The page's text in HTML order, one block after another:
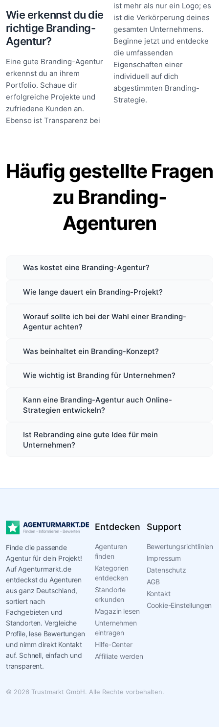
Wie erkennst du die
richtige Branding-
Agentur?
Eine gute Branding-Agentur
erkennst du an ihrem
Portfolio. Schaue dir
erfolgreiche Projekte und
zufriedene Kunden an.
Ebenso ist Transparenz bei
ist mehr als nur ein Logo; es
ist die Verkörperung deines
gesamten Unternehmens.
Beginne jetzt und entdecke
die umfassenden
Eigenschaften einer
individuell auf dich
abgestimmten Branding-
Strategie.
Häufig gestellte Fragen
zu Branding-
Agenturen
Was kostet eine Branding-Agentur?
Wie lange dauert ein Branding-Projekt?
Worauf sollte ich bei der Wahl einer Branding-
Agentur achten?
Was beinhaltet ein Branding-Konzept?
Wie wichtig ist Branding für Unternehmen?
Kann eine Branding-Agentur auch Online-
Strategien entwickeln?
Ist Rebranding eine gute Idee für mein
Unternehmen?
Finde die passende
Agentur für dein Projekt!
Auf Agenturmarkt.de
entdeckst du Agenturen
aus ganz Deutschland,
sortiert nach
Fachgebieten und
Standorten. Vergleiche
Profile, lese Bewertungen
und nimm direkt Kontakt
auf. Schnell, einfach und
transparent.
Entdecken
Agenturen
finden
Kategorien
entdecken
Standorte
erkunden
Magazin lesen
Unternehmen
eintragen
Hilfe-Center
Affiliate werden
Support
Bewertungsrichtlinien
Impressum
Datenschutz
AGB
Kontakt
Cookie-Einstellungen
© 2026 Trustmarkt GmbH. Alle Rechte vorbehalten.